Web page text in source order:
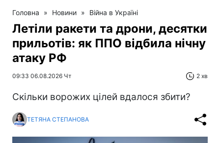
Головна » Новини » Війна в Україні
Летіли ракети та дрони, десятки
прильотів: як ППО відбила нічну
атаку РФ
09:33 06.08.2026 Чт 2 хв
Скільки ворожих цілей вдалося збити?
ТЕТЯНА СТЕПАНОВА